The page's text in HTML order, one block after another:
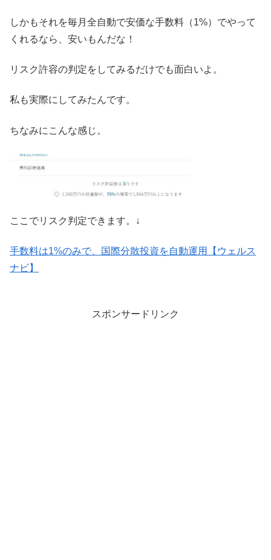
しかもそれを毎月全自動で安価な手数料（1%）でやって
くれるなら、安いもんだな！
リスク許容の判定をしてみるだけでも面白いよ。
私も実際にしてみたんです。
ちなみにこんな感じ。
ここでリスク判定できます。↓
手数料は1%のみで、国際分散投資を自動運用【ウェルス
ナビ】
スポンサードリンク